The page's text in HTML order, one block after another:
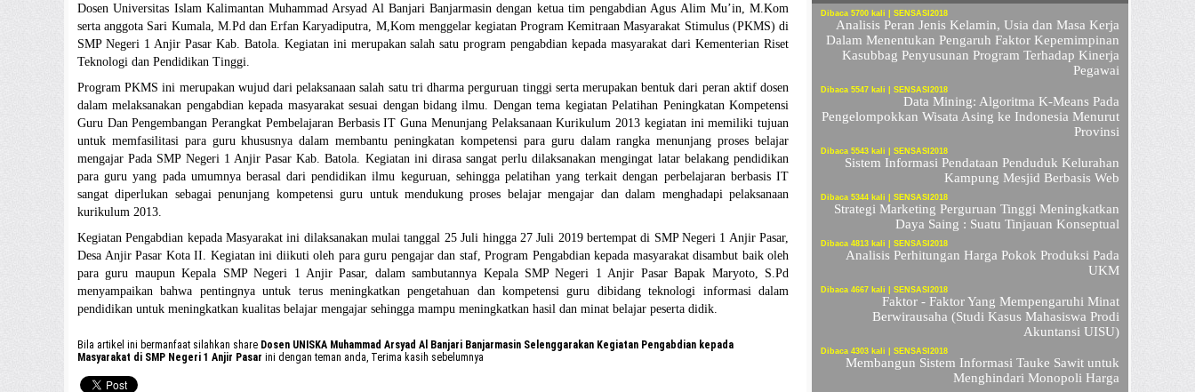
Dosen Universitas Islam Kalimantan Muhammad Arsyad Al Banjari Banjarmasin dengan ketua tim pengabdian Agus Alim Mu’in, M.Kom
serta anggota Sari Kumala, M.Pd dan Erfan Karyadiputra, M,Kom menggelar kegiatan Program Kemitraan Masyarakat Stimulus (PKMS) di
SMP Negeri 1 Anjir Pasar Kab. Batola. Kegiatan ini merupakan salah satu program pengabdian kepada masyarakat dari Kementerian Riset
Teknologi dan Pendidikan Tinggi.
Program PKMS ini merupakan wujud dari pelaksanaan salah satu tri dharma perguruan tinggi serta merupakan bentuk dari peran aktif dosen
dalam melaksanakan pengabdian kepada masyarakat sesuai dengan bidang ilmu. Dengan tema kegiatan Pelatihan Peningkatan Kompetensi
Guru Dan Pengembangan Perangkat Pembelajaran Berbasis IT Guna Menunjang Pelaksanaan Kurikulum 2013 kegiatan ini memiliki tujuan
untuk memfasilitasi para guru khususnya dalam membantu peningkatan kompetensi para guru dalam rangka menunjang proses belajar
mengajar Pada SMP Negeri 1 Anjir Pasar Kab. Batola. Kegiatan ini dirasa sangat perlu dilaksanakan mengingat latar belakang pendidikan
para guru yang pada umumnya berasal dari pendidikan ilmu keguruan, sehingga pelatihan yang terkait dengan perbelajaran berbasis IT
sangat diperlukan sebagai penunjang kompetensi guru untuk mendukung proses belajar mengajar dan dalam menghadapi pelaksanaan
kurikulum 2013.
Kegiatan Pengabdian kepada Masyarakat ini dilaksanakan mulai tanggal 25 Juli hingga 27 Juli 2019 bertempat di SMP Negeri 1 Anjir Pasar,
Desa Anjir Pasar Kota II. Kegiatan ini diikuti oleh para guru pengajar dan staf, Program Pengabdian kepada masyarakat disambut baik oleh
para guru maupun Kepala SMP Negeri 1 Anjir Pasar, dalam sambutannya Kepala SMP Negeri 1 Anjir Pasar Bapak Maryoto, S.Pd
menyampaikan bahwa pentingnya untuk terus meningkatkan pengetahuan dan kompetensi guru dibidang teknologi informasi dalam
pendidikan untuk meningkatkan kualitas belajar mengajar sehingga mampu meningkatkan hasil dan minat belajar peserta didik.
Bila artikel ini bermanfaat silahkan share Dosen UNISKA Muhammad Arsyad Al Banjari Banjarmasin Selenggarakan Kegiatan Pengabdian kepada
Masyarakat di SMP Negeri 1 Anjir Pasar ini dengan teman anda, Terima kasih sebelumnya
Dibaca 5700 kali | SENSASI2018
Analisis Peran Jenis Kelamin, Usia dan Masa Kerja
Dalam Menentukan Pengaruh Faktor Kepemimpinan
Kasubbag Penyusunan Program Terhadap Kinerja
Pegawai
Dibaca 5547 kali | SENSASI2018
Data Mining: Algoritma K-Means Pada
Pengelompokkan Wisata Asing ke Indonesia Menurut
Provinsi
Dibaca 5543 kali | SENSASI2018
Sistem Informasi Pendataan Penduduk Kelurahan
Kampung Mesjid Berbasis Web
Dibaca 5344 kali | SENSASI2018
Strategi Marketing Perguruan Tinggi Meningkatkan
Daya Saing : Suatu Tinjauan Konseptual
Dibaca 4813 kali | SENSASI2018
Analisis Perhitungan Harga Pokok Produksi Pada
UKM
Dibaca 4667 kali | SENSASI2018
Faktor - Faktor Yang Mempengaruhi Minat
Berwirausaha (Studi Kasus Mahasiswa Prodi
Akuntansi UISU)
Dibaca 4303 kali | SENSASI2018
Membangun Sistem Informasi Tauke Sawit untuk
Menghindari Monopoli Harga